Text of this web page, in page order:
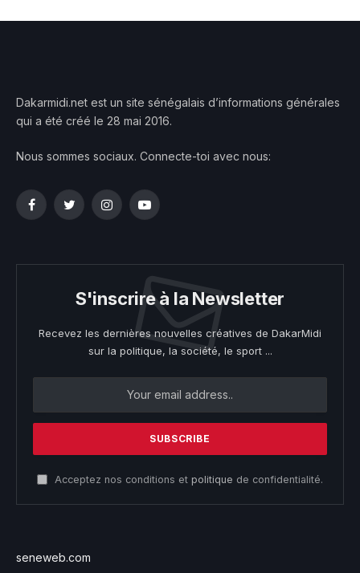
Dakarmidi.net est un site sénégalais d’informations générales
qui a été créé le 28 mai 2016.
Nous sommes sociaux. Connecte-toi avec nous:
FacebookTwitterInstagramYouTube
S'inscrire à la Newsletter
Recevez les dernières nouvelles créatives de DakarMidi
sur la politique, la société, le sport ...
Acceptez nos conditions et politique de confidentialité.
seneweb.com